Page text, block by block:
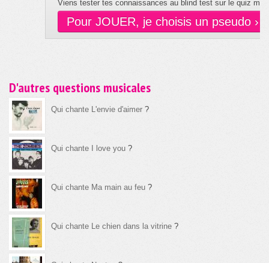
Viens tester tes connaissances au blind test sur le quiz
Pour JOUER, je choisis un pseudo ›
D'autres questions musicales
Qui chante L'envie d'aimer ?
Qui chante I love you ?
Qui chante Ma main au feu ?
Qui chante Le chien dans la vitrine ?